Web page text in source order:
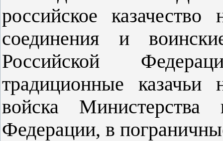
российское
соединения и
Российской
традиционные казачьи
войска Министерства
Федерации, в